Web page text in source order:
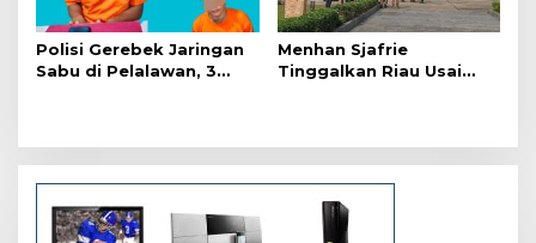
Polisi Gerebek Jaringan
Sabu di Pelalawan, 3
Menhan Sjafrie
Tinggalkan Riau Usai